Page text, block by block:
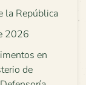
la República
2026
en
de